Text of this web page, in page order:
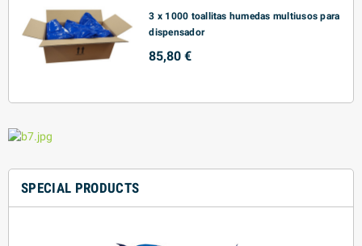
3 x 1000 toallitas humedas multiusos para
dispensador
85,80 €
SPECIAL PRODUCTS